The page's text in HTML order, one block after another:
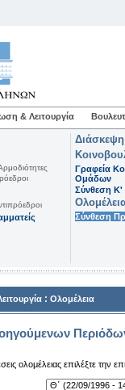
& Λειτουργία
Γραφεία
Ομάδων
Σύνθεση K'
Σύνθεση
: Ολομέλεια
ολομέλειας επιλέξτε την